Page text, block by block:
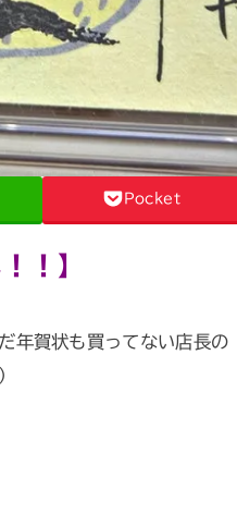
Pocket
！】
年賀状も買ってない店長の